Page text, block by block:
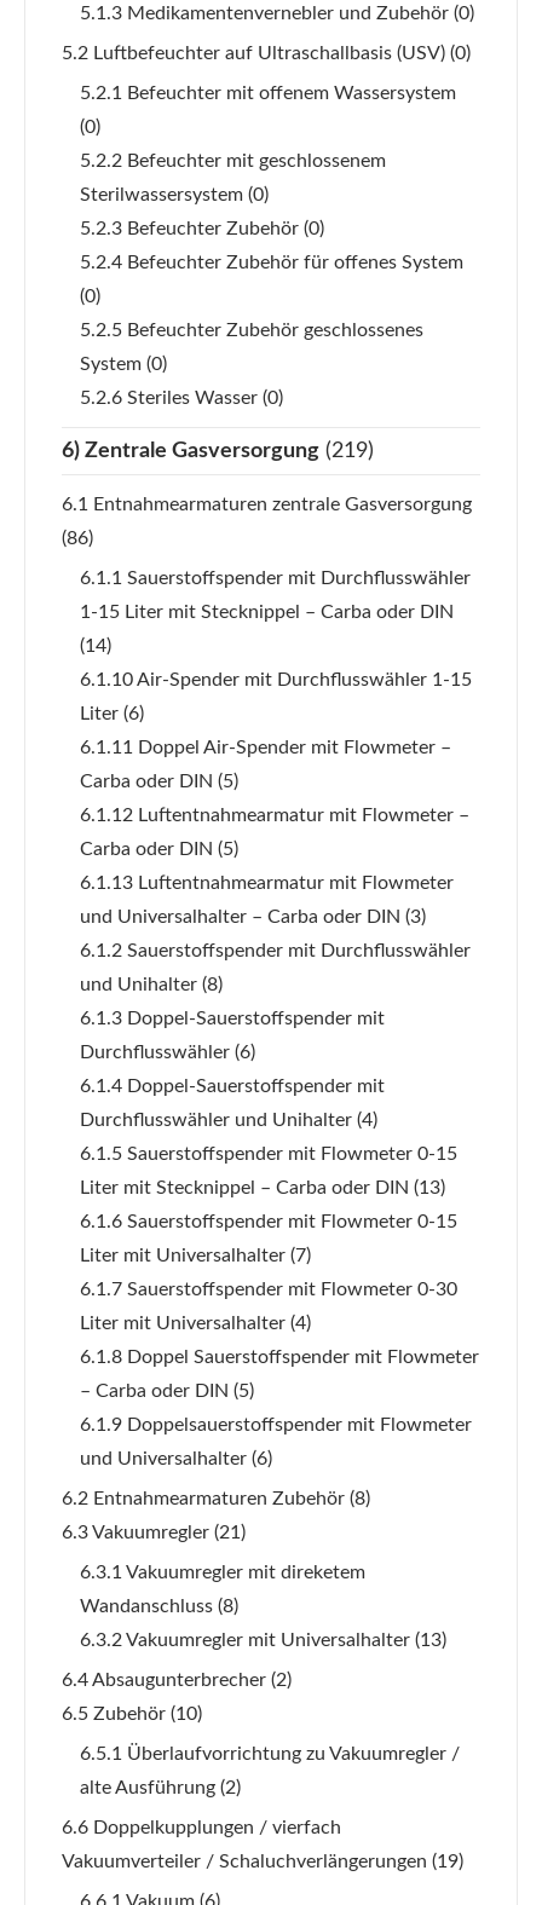
5.1.3 Medikamentenvernebler und Zubehör (0)
5.2 Luftbefeuchter auf Ultraschallbasis (USV) (0)
5.2.1 Befeuchter mit offenem Wassersystem
(0)
5.2.2 Befeuchter mit geschlossenem
Sterilwassersystem (0)
5.2.3 Befeuchter Zubehör (0)
5.2.4 Befeuchter Zubehör für offenes System
(0)
5.2.5 Befeuchter Zubehör geschlossenes
System (0)
5.2.6 Steriles Wasser (0)
6) Zentrale Gasversorgung (219)
6.1 Entnahmearmaturen zentrale Gasversorgung
(86)
6.1.1 Sauerstoffspender mit Durchflusswähler
1-15 Liter mit Stecknippel – Carba oder DIN
(14)
6.1.10 Air-Spender mit Durchflusswähler 1-15
Liter (6)
6.1.11 Doppel Air-Spender mit Flowmeter –
Carba oder DIN (5)
6.1.12 Luftentnahmearmatur mit Flowmeter –
Carba oder DIN (5)
6.1.13 Luftentnahmearmatur mit Flowmeter
und Universalhalter – Carba oder DIN (3)
6.1.2 Sauerstoffspender mit Durchflusswähler
und Unihalter (8)
6.1.3 Doppel-Sauerstoffspender mit
Durchflusswähler (6)
6.1.4 Doppel-Sauerstoffspender mit
Durchflusswähler und Unihalter (4)
6.1.5 Sauerstoffspender mit Flowmeter 0-15
Liter mit Stecknippel – Carba oder DIN (13)
6.1.6 Sauerstoffspender mit Flowmeter 0-15
Liter mit Universalhalter (7)
6.1.7 Sauerstoffspender mit Flowmeter 0-30
Liter mit Universalhalter (4)
6.1.8 Doppel Sauerstoffspender mit Flowmeter
– Carba oder DIN (5)
6.1.9 Doppelsauerstoffspender mit Flowmeter
und Universalhalter (6)
6.2 Entnahmearmaturen Zubehör (8)
6.3 Vakuumregler (21)
6.3.1 Vakuumregler mit direketem
Wandanschluss (8)
6.3.2 Vakuumregler mit Universalhalter (13)
6.4 Absaugunterbrecher (2)
6.5 Zubehör (10)
6.5.1 Überlaufvorrichtung zu Vakuumregler /
alte Ausführung (2)
6.6 Doppelkupplungen / vierfach
Vakuumverteiler / Schaluchverlängerungen (19)
6.6.1 Vakuum (6)